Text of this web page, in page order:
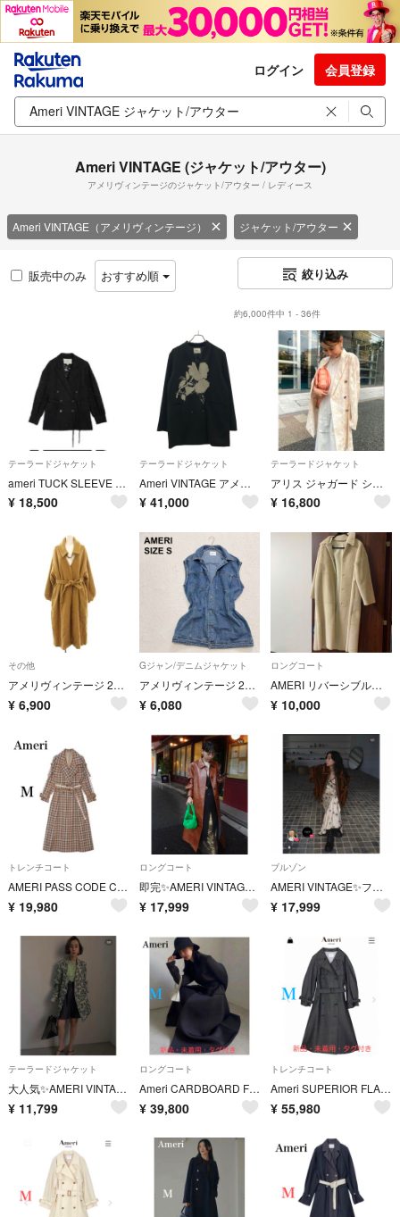
ログイン 会員登録
Ameri VINTAGE (ジャケット/アウター)
アメリヴィンテージのジャケット/アウター / レディース
Ameri VINTAGE（アメリヴィンテージ） ジャケット/アウター
販売中のみ おすすめ順 絞り込み
約6,000件中 1 - 36件
テーラードジャケット
ameri TUCK SLEEVE LACE JACKET
¥ 18,500
テーラードジャケット
Ameri VINTAGE アメリ ヴィンテージ ROSE EMBROIDERY JACKET ローズ エンブロイダリーノーカラージャケット 01410670191 ブラック M
¥ 41,000
テーラードジャケット
アリス ジャガード シアー ジャケット
¥ 16,800
その他
アメリヴィンテージ 2wayノーカラーベルトコート ロング 付け襟 ウール M
¥ 6,900
Gジャン/デニムジャケット
アメリヴィンテージ 2022SS デニムベスト ジャケット ゆるだぼ（1056）
¥ 6,080
ロングコート
AMERI リバーシブルコート
¥ 10,000
トレンチコート
AMERI PASS CODE CHECK COAT
¥ 19,980
ロングコート
即完✨AMERI VINTAGE レザーJK
¥ 17,999
ブルゾン
AMERI VINTAGE✨ファーブルゾン
¥ 17,999
テーラードジャケット
大人気✨AMERI VINTAGE medi alice shirt jk
¥ 11,799
ロングコート
Ameri CARDBOARD FLARE DRESS COAT
¥ 39,800
トレンチコート
Ameri SUPERIOR FLARE TRENCH COAT ②
¥ 55,980